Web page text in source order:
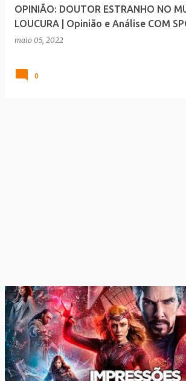
OPINIÃO: DOUTOR ESTRANHO NO
LOUCURA | Opinião e Análise COM
maio 05, 2022
0